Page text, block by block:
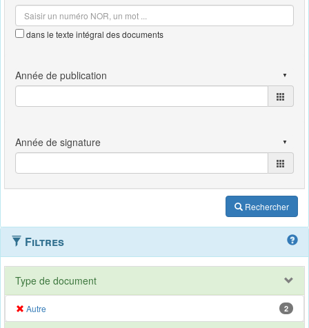
dans le texte intégral des documents
Rechercher
Filtres
Type de document
Autre 2